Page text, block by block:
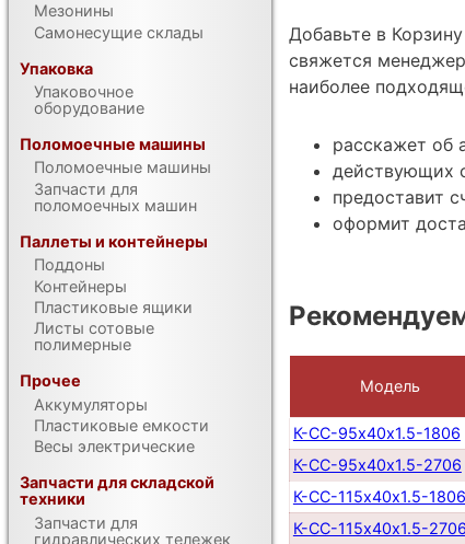
Добавьте в
свяжется
наиболее
расскажет об
действующих
предоставит
оформит
Модель
К-СС-95х40х1.5-1806
К-СС-95х40х1.5-2706
К-СС-115х40х1.5-1806
К-СС-115х40х1.5-2706
Мезонины
Самонесущие склады
Упаковка
Упаковочное
оборудование
Поломоечные машины
Поломоечные машины
Запчасти для
поломоечных машин
Паллеты и контейнеры
Поддоны
Контейнеры
Пластиковые ящики
Листы сотовые
полимерные
Прочее
Аккумуляторы
Пластиковые емкости
Весы электрические
Запчасти для складской
техники
Запчасти для
гидравлических тележек